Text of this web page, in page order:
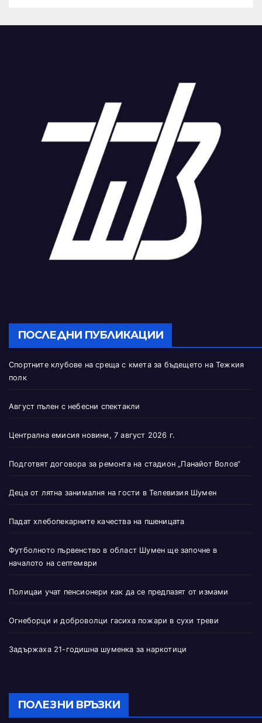
ПОСЛЕДНИ ПУБЛИКАЦИИ
Спортните клубове на среща с кмета за бъдещето на Тежкия
полк
Август пълен с небесни спектакли
Централна емисия новини, 7 август 2026 г.
Подготвят договора за ремонта на стадион „Панайот Волов“
Деца от лятна занималня на гости в Телевизия Шумен
Падат хлебопекарните качества на пшеницата
Футболното първенство в област Шумен ще започне в
началото на септември
Полицаи учат пенсионери как да се предпазят от измами
Огнеборци и доброволци гасиха пожари в сухи треви
Задържаха 21-годишна шуменка за наркотици
ПОЛЕЗНИ ВРЪЗКИ